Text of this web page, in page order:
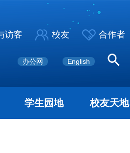
访客 校友 合作者
办公网 English
学生园地 校友天地